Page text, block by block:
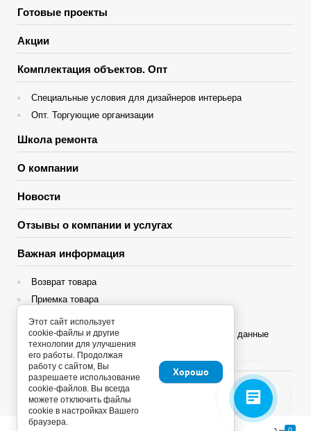
Готовые проекты
Акции
Комплектация объектов. Опт
Специальные условия для дизайнеров интерьера
Опт. Торгующие организации
Школа ремонта
О компании
Новости
Отзывы о компании и услугах
Важная информация
Возврат товара
Приемка товара
Гарантия
Политика конфиденциальности и персональные данные
Яндекс Сплит
Этот сайт использует
cookie-файлы и другие
технологии для улучшения
его работы. Продолжая
работу с сайтом, Вы
разрешаете использование
cookie-файлов. Вы всегда
можете отключить файлы
cookie в настройках Вашего
браузера.
Хорошо